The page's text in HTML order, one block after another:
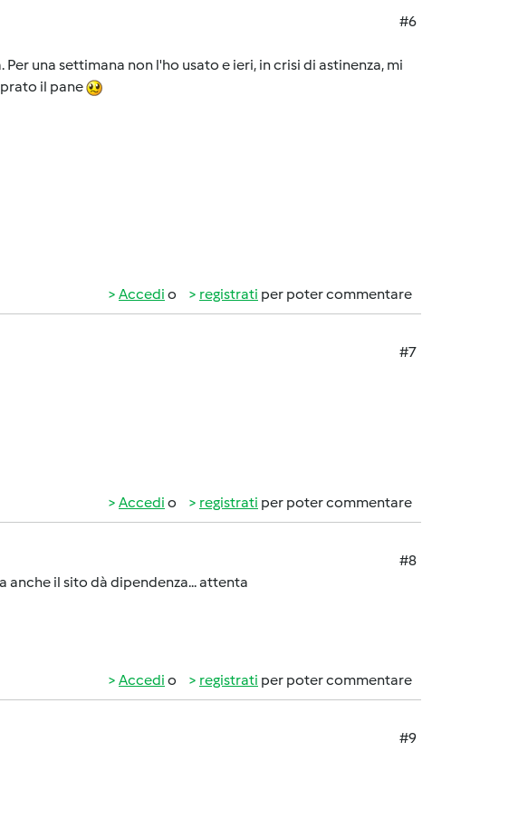
#6
una settimana non l'ho usato e ieri, in crisi di astinenza, mi
il pane
Accedi o registrati per poter commentare
#7
Accedi o registrati per poter commentare
#8
anche il sito dà dipendenza... attenta
Accedi o registrati per poter commentare
#9